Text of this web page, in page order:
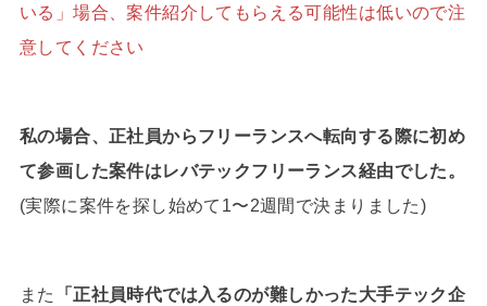
いる」場合、案件紹介してもらえる可能性は低いので注
意してください
私の場合、正社員からフリーランスへ転向する際に初め
て参画した案件はレバテックフリーランス経由でした。
(実際に案件を探し始めて1〜2週間で決まりました)
また
「正社員時代では入るのが難しかった大手テック企